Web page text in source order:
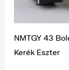
NMTGY 43
Kerék Eszter